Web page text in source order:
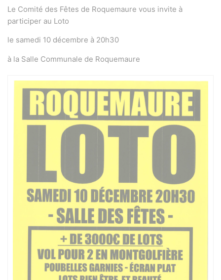
Le Comité des Fêtes de Roquemaure vous invite à
participer au Loto
le samedi 10 décembre à 20h30
à la Salle Communale de Roquemaure